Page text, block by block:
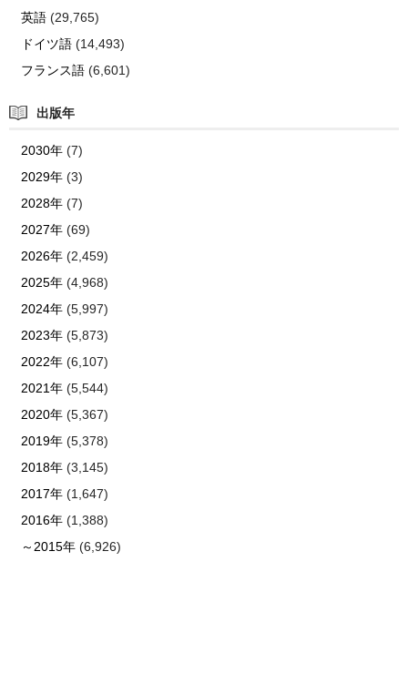
英語(29,765)
ドイツ語(14,493)
フランス語(6,601)
出版年
2030年(7)
2029年(3)
2028年(7)
2027年(69)
2026年(2,459)
2025年(4,968)
2024年(5,997)
2023年(5,873)
2022年(6,107)
2021年(5,544)
2020年(5,367)
2019年(5,378)
2018年(3,145)
2017年(1,647)
2016年(1,388)
～2015年(6,926)